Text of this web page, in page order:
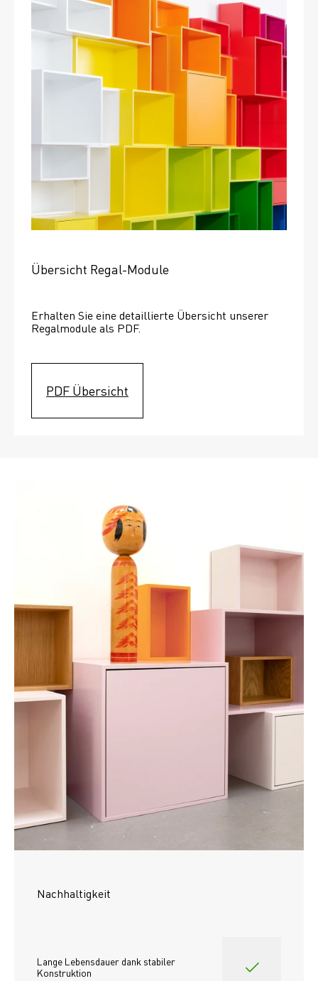
Übersicht Regal-Module
Erhalten Sie eine detaillierte Übersicht unserer
Regalmodule als PDF.
PDF Übersicht
Nachhaltigkeit
Lange Lebensdauer dank stabiler
Konstruktion